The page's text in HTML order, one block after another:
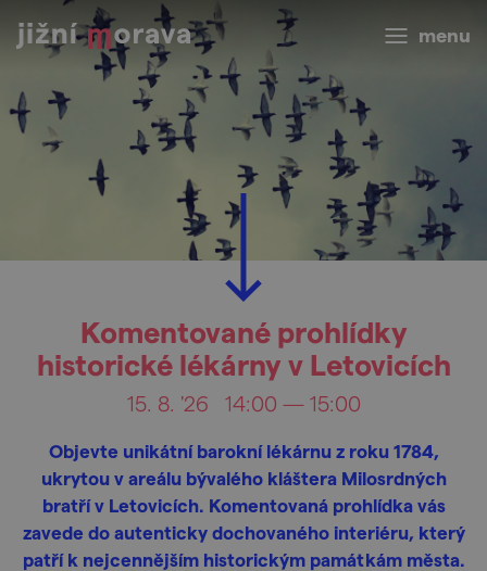
menu
Komentované prohlídky
historické lékárny v Letovicích
15. 8. '26 14:00 — 15:00
Objevte unikátní barokní lékárnu z roku 1784,
ukrytou v areálu bývalého kláštera Milosrdných
bratří v Letovicích. Komentovaná prohlídka vás
zavede do autenticky dochovaného interiéru, který
patří k nejcennějším historickým památkám města.